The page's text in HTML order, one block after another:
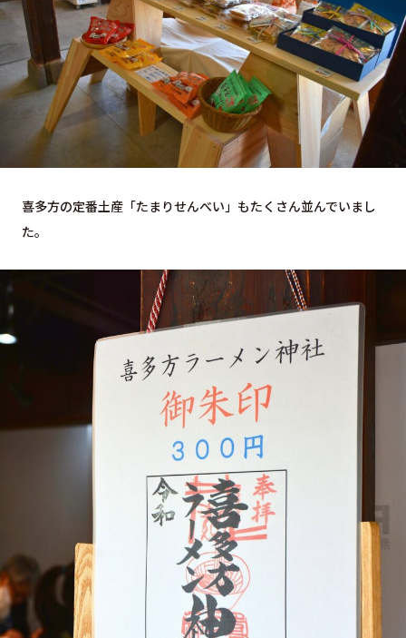
喜多方の定番土産「たまりせんべい」もたくさん並んでいまし
た。